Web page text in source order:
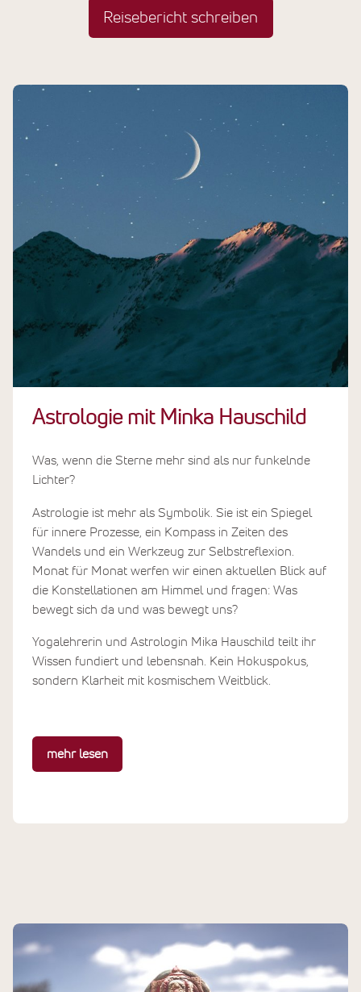
Reisebericht schreiben
Astrologie mit Minka Hauschild
Was, wenn die Sterne mehr sind als nur funkelnde
Lichter?
Astrologie ist mehr als Symbolik. Sie ist ein Spiegel
für innere Prozesse, ein Kompass in Zeiten des
Wandels und ein Werkzeug zur Selbstreflexion.
Monat für Monat werfen wir einen aktuellen Blick auf
die Konstellationen am Himmel und fragen: Was
bewegt sich da und was bewegt uns?
Yogalehrerin und Astrologin Mika Hauschild teilt ihr
Wissen fundiert und lebensnah. Kein Hokuspokus,
sondern Klarheit mit kosmischem Weitblick.
mehr lesen